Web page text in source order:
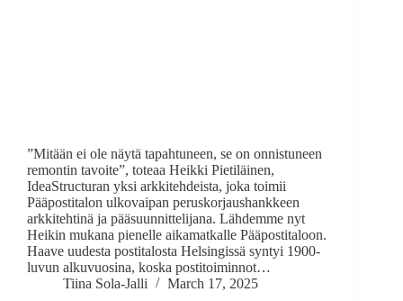
”Mitään ei ole näytä tapahtuneen, se on onnistuneen
remontin tavoite”, toteaa Heikki Pietiläinen,
IdeaStructuran yksi arkkitehdeista, joka toimii
Pääpostitalon ulkovaipan peruskorjaushankkeen
arkkitehtinä ja pääsuunnittelijana. Lähdemme nyt
Heikin mukana pienelle aikamatkalle Pääpostitaloon.
Haave uudesta postitalosta Helsingissä syntyi 1900-
luvun alkuvuosina, koska postitoiminnot…
Tiina Sola-Jalli
March 17, 2025